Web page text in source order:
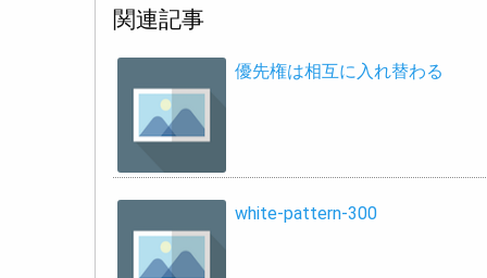
関連記事
優先権は相互に入れ替わる
white-pattern-300